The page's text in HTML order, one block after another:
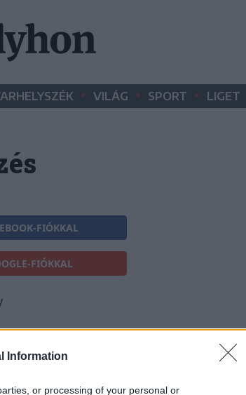
Information
or processing of your personal or
• VILÁG • SPORT • LIGET
FIÓKKAL
FIÓKKAL